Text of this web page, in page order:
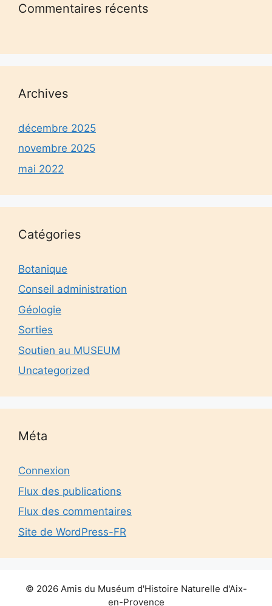
Commentaires récents
Archives
décembre 2025
novembre 2025
mai 2022
Catégories
Botanique
Conseil administration
Géologie
Sorties
Soutien au MUSEUM
Uncategorized
Méta
Connexion
Flux des publications
Flux des commentaires
Site de WordPress-FR
© 2026 Amis du Muséum d'Histoire Naturelle d'Aix-
en-Provence